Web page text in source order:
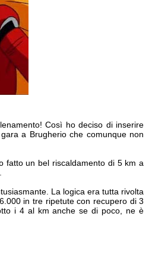
Così ho deciso di inserire
a Brugherio che comunque non
fatto un bel riscaldamento di 5 km a
La logica era tutta rivolta
in tre ripetute con recupero di 3
i 4 al km anche se di poco, ne è